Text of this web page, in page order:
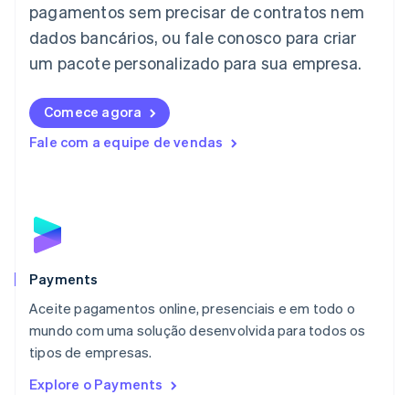
pagamentos sem precisar de contratos nem
dados bancários, ou fale conosco para criar
um pacote personalizado para sua empresa.
Comece agora
Fale com a equipe de vendas
Payments
Aceite pagamentos online, presenciais e em todo o
mundo com uma solução desenvolvida para todos os
tipos de empresas.
Explore o Payments
日本語English
Letônia
Liechtenstein
Lituânia
English
Luxemburgo
Malta
English
EspañolEnglish
English
Nova Zelândia
English
NederlandsEnglish